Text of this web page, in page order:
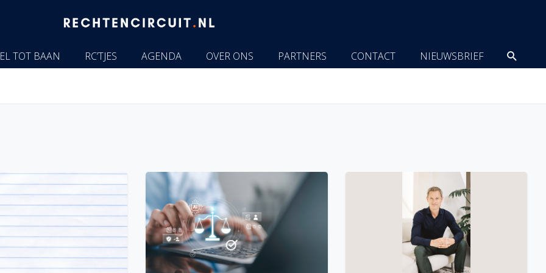
TOT BAAN RC’TJES AGENDA OVER ONS PARTNERS CONTACT NIEUWSBRIEF